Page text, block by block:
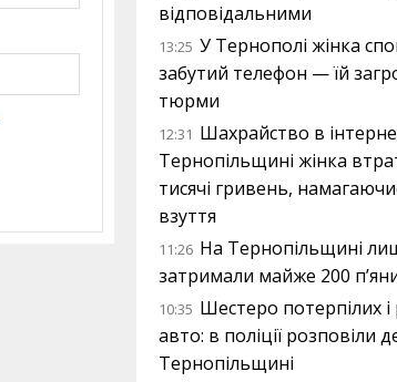
відповідальними
13:25 У Тернополі жінка
забутий телефон — їй
тюрми
12:31 Шахрайство в
Тернопільщині жінка
тисячі гривень,
взуття
11:26 На Тернопільщині
затримали майже 200
10:35 Шестеро потерпілих
авто: в поліції розповіли
Тернопільщині